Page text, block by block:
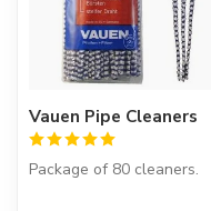
Vauen Pipe Cleaners
Package of 80 cleaners.